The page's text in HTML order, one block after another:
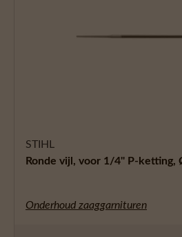
STIHL
Ronde vijl, voor 1/4" P-ketting,
Onderhoud zaaggarnituren